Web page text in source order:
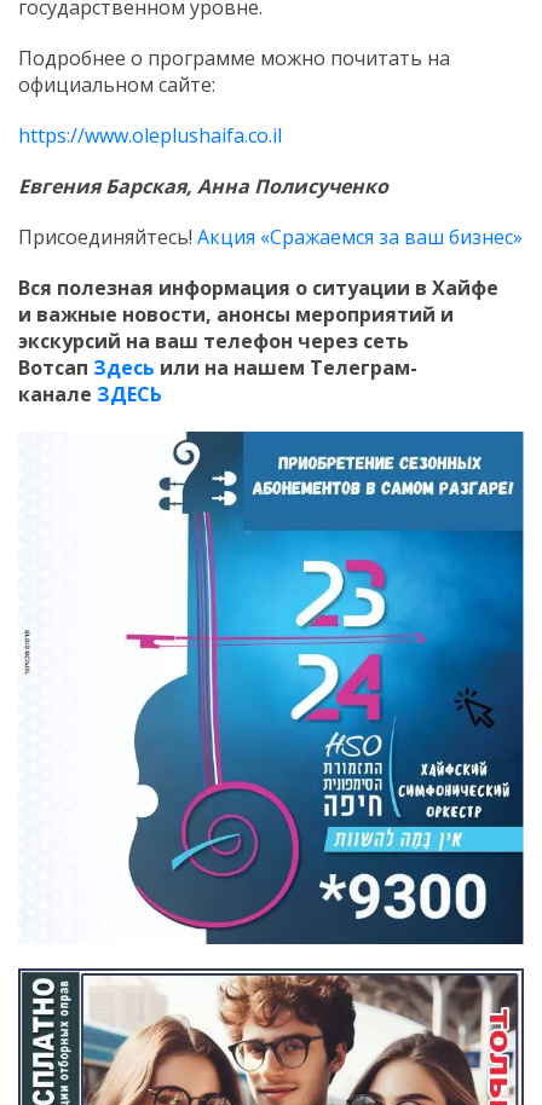
государственном уровне.
Подробнее о программе можно почитать на
официальном сайте:
https://www.oleplushaifa.co.il
Евгения Барская, Анна Полисученко
Присоединяйтесь! Акция «Сражаемся за ваш бизнес»
Вся полезная информация о ситуации в Хайфе
и важные новости, анонсы мероприятий и
экскурсий на ваш телефон через сеть
Вотсап Здесь или на нашем Телеграм-
канале ЗДЕСЬ